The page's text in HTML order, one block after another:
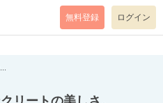
mode=return level=notice
無料登録 ログイン